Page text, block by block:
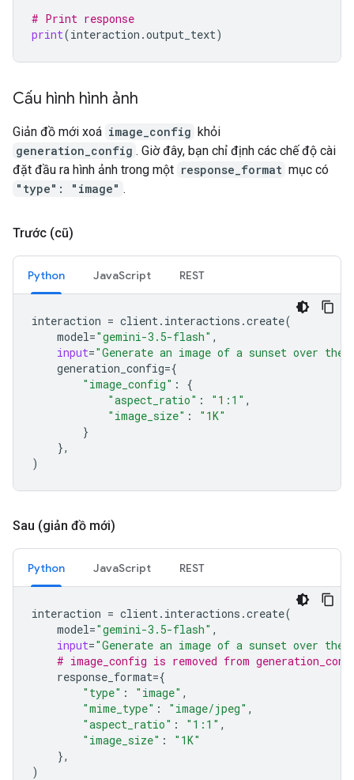
# Print response
print(interaction .output_text)
Cấu hình hình ảnh
Giản đồ mới xoá image_config khỏi
generation_config . Giờ đây, bạn chỉ định các chế độ cài
đặt đầu ra hình ảnh trong một response_format mục có
"type": "image" .
Trước (cũ)
Python JavaScript REST
interaction = client. interactions .create(
model="gemini-3.5-flash" ,
input="Generate an image of a sunset over the
generation_config={
"image_config" :
{
"aspect_ratio" : "1:1" ,
"image_size" :
"1K"
}
},
)
Sau (giản đồ mới)
Python JavaScript REST
interaction = client. interactions .create(
model="gemini-3.5-flash" ,
input="Generate an image of a sunset over the
# image_config is removed from
response_format={
"type" : "image" ,
"mime_type" : "image/jpeg" ,
"aspect_ratio" : "1:1" ,
"image_size" :
"1K"
},
)